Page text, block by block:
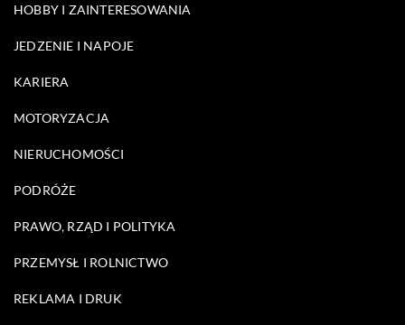
HOBBY I ZAINTERESOWANIA
JEDZENIE I NAPOJE
KARIERA
MOTORYZACJA
NIERUCHOMOŚCI
PODRÓŻE
PRAWO, RZĄD I POLITYKA
PRZEMYSŁ I ROLNICTWO
REKLAMA I DRUK